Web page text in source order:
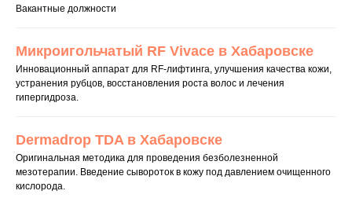
Вакантные должности
Микроигольчатый RF Vivace в Хабаровске
Инновационный аппарат для RF-лифтинга, улучшения качества кожи,
устранения рубцов, восстановления роста волос и лечения
гипергидроза.
Dermadrop TDA в Хабаровске
Оригинальная методика для проведения безболезненной
мезотерапии. Введение сывороток в кожу под давлением очищенного
кислорода.